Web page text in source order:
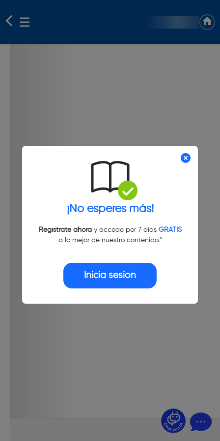
¡No esperes más!
Regístrate ahoray accede por 7 días GRATIS
a lo mejor de nuestro contenido."
Inicia sesión